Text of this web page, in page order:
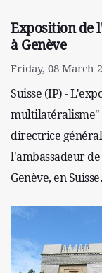
Exposition de
à Genève
Friday, 08 March
Suisse (IP) -
multilatéralisme"
directrice
l'ambassadeur
Genève, en Suisse.